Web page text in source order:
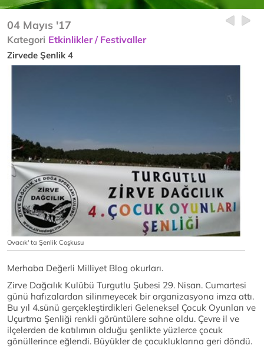
04 Mayıs '17
Kategori Etkinlikler / Festivaller
Zirvede Şenlik 4
Ovacık' ta Şenlik Coşkusu
Merhaba Değerli Milliyet Blog okurları.
Zirve Dağcılık Kulübü Turgutlu Şubesi 29. Nisan. Cumartesi
günü hafızalardan silinmeyecek bir organizasyona imza attı.
Bu yıl 4.sünü gerçekleştirdikleri Geleneksel Çocuk Oyunları ve
Uçurtma Şenliği renkli görüntülere sahne oldu. Çevre il ve
ilçelerden de katılımın olduğu şenlikte yüzlerce çocuk
gönüllerince eğlendi. Büyükler de çocukluklarına geri döndü.